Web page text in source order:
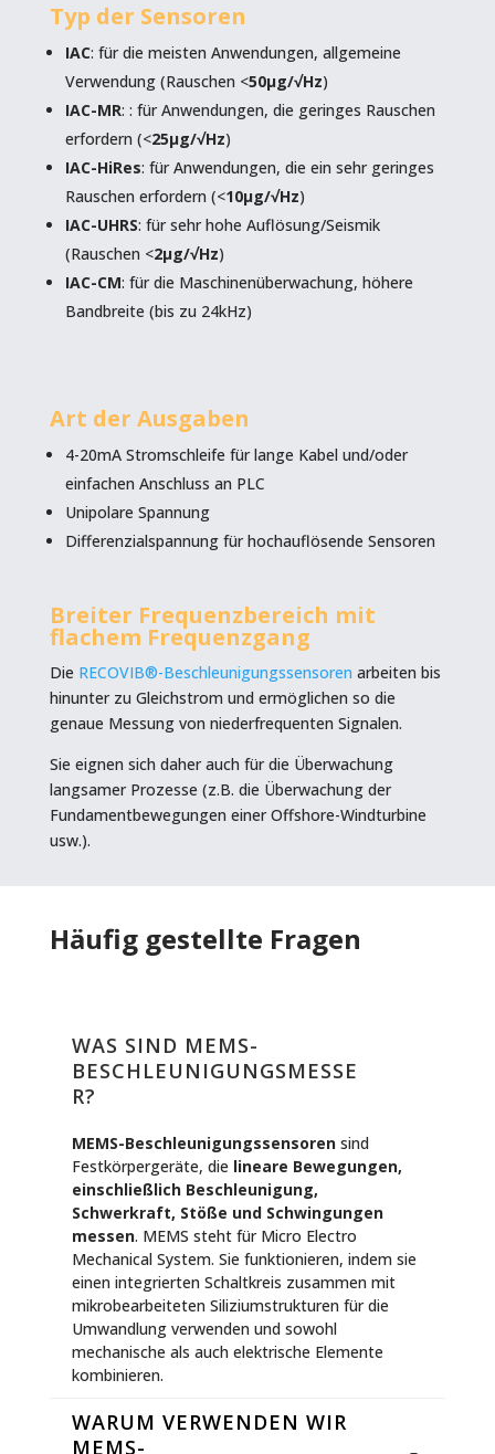
Typ der Sensoren
IAC: für die meisten Anwendungen, allgemeine
Verwendung (Rauschen <50µg/√Hz)
IAC-MR: : für Anwendungen, die geringes Rauschen
erfordern (<25µg/√Hz)
IAC-HiRes: für Anwendungen, die ein sehr geringes
Rauschen erfordern (<10µg/√Hz)
IAC-UHRS: für sehr hohe Auflösung/Seismik
(Rauschen <2µg/√Hz)
IAC-CM: für die Maschinenüberwachung, höhere
Bandbreite (bis zu 24kHz)
Art der Ausgaben
4-20mA Stromschleife für lange Kabel und/oder
einfachen Anschluss an PLC
Unipolare Spannung
Differenzialspannung für hochauflösende Sensoren
Breiter Frequenzbereich mit
flachem Frequenzgang
Die RECOVIB®-Beschleunigungssensoren arbeiten bis
hinunter zu Gleichstrom und ermöglichen so die
genaue Messung von niederfrequenten Signalen.
Sie eignen sich daher auch für die Überwachung
langsamer Prozesse (z.B. die Überwachung der
Fundamentbewegungen einer Offshore-Windturbine
usw.).
Häufig gestellte Fragen
WAS SIND MEMS-
BESCHLEUNIGUNGSMESSE
R?
MEMS-Beschleunigungssensorensind
Festkörpergeräte, die lineare Bewegungen,
einschließlich Beschleunigung,
Schwerkraft, Stöße und Schwingungen
messen. MEMS steht für Micro Electro
Mechanical System. Sie funktionieren, indem sie
einen integrierten Schaltkreis zusammen mit
mikrobearbeiteten Siliziumstrukturen für die
Umwandlung verwenden und sowohl
mechanische als auch elektrische Elemente
kombinieren.
WARUM VERWENDEN WIR
MEMS-